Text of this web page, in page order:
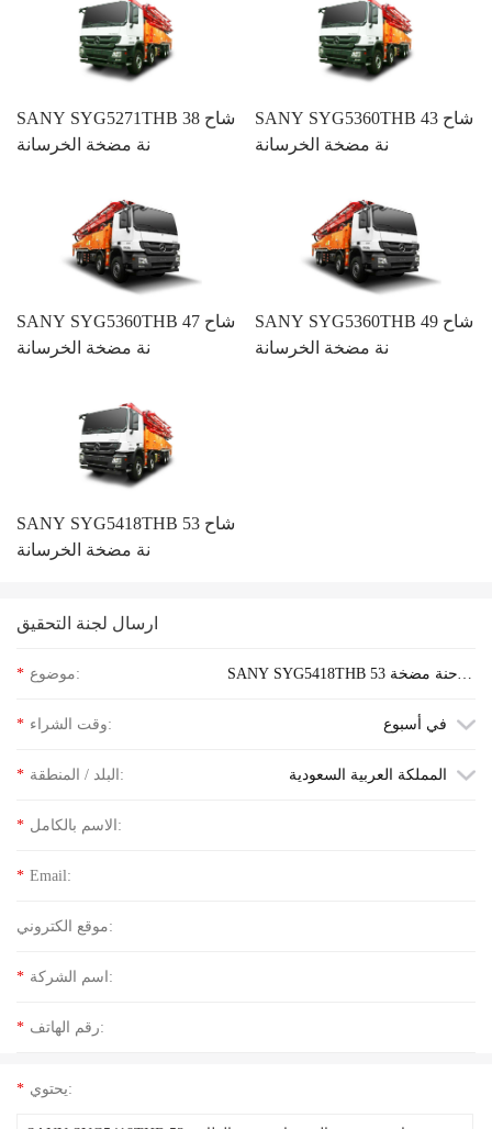
SANY SYG5271THB 38 شاح
نة مضخة الخرسانة
SANY SYG5360THB 43 شاح
نة مضخة الخرسانة
SANY SYG5360THB 47 شاح
نة مضخة الخرسانة
SANY SYG5360THB 49 شاح
نة مضخة الخرسانة
SANY SYG5418THB 53 شاح
نة مضخة الخرسانة
ارسال لجنة التحقيق
* موضوع: SANY SYG5418THB 53 شاحنة مضخة
الخرسانة استفسر عن سعر الكلمة * وقت الشراء: في أسبوع
* البلد / المنطقة: المملكة العربية السعودية
* الاسم بالكامل:
* Email:
موقع الكتروني:
* اسم الشركة:
* رقم الهاتف:
* يحتوي: